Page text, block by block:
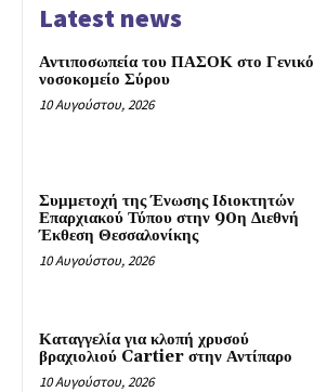
Latest news
Αντιποσωπεία του ΠΑΣΟΚ στο Γενικό
νοσοκομείο Σύρου
10 Αυγούστου, 2026
Συμμετοχή της Ένωσης Ιδιοκτητών
Επαρχιακού Τύπου στην 90η Διεθνή
Έκθεση Θεσσαλονίκης
10 Αυγούστου, 2026
Καταγγελία για κλοπή χρυσού
βραχιολιού Cartier στην Αντίπαρο
10 Αυγούστου, 2026